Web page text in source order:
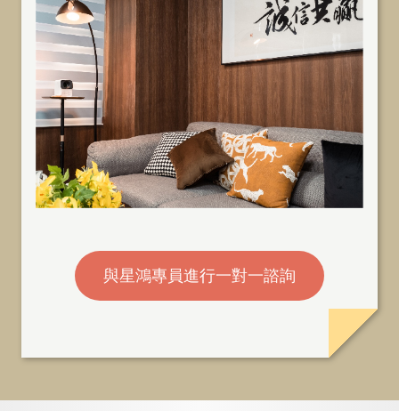
與星鴻專員進行一對一諮詢